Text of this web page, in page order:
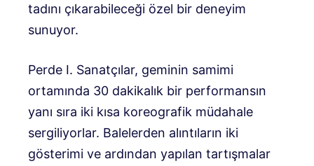
tadını çıkarabileceği özel bir deneyim
sunuyor.
Perde I. Sanatçılar, geminin samimi
ortamında 30 dakikalık bir performansın
yanı sıra iki kısa koreografik müdahale
sergiliyorlar. Balelerden alıntıların iki
gösterimi ve ardından yapılan tartışmalar